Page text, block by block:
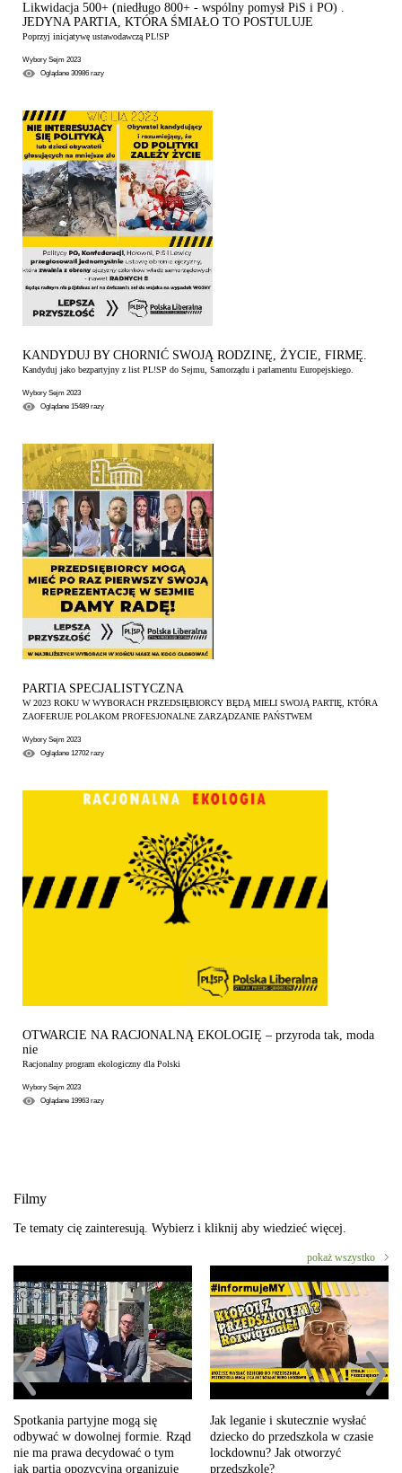
Likwidacja 500+ (niedługo 800+ - wspólny pomysł PiS i PO) .
JEDYNA PARTIA, KTÓRA ŚMIAŁO TO POSTULUJE
Poprzyj inicjatywę ustawodawczą PL!SP
Wybory Sejm 2023
Oglądane 30986 razy
KANDYDUJ BY CHORNIĆ SWOJĄ RODZINĘ, ŻYCIE, FIRMĘ.
Kandyduj jako bezpartyjny z list PL!SP do Sejmu, Samorządu i parlamentu Europejskiego.
Wybory Sejm 2023
Oglądane 15489 razy
PARTIA SPECJALISTYCZNA
W 2023 ROKU W WYBORACH PRZEDSIĘBIORCY BĘDĄ MIELI SWOJĄ PARTIĘ, KTÓRA
ZAOFERUJE POLAKOM PROFESJONALNE ZARZĄDZANIE PAŃSTWEM
Wybory Sejm 2023
Oglądane 12702 razy
OTWARCIE NA RACJONALNĄ EKOLOGIĘ – przyroda tak, moda
nie
Racjonalny program ekologiczny dla Polski
Wybory Sejm 2023
Oglądane 19963 razy
Filmy
Te tematy cię zainteresują. Wybierz i kliknij aby wiedzieć więcej.
pokaż wszystko
Spotkania partyjne mogą się
odbywać w dowolnej formie. Rząd
nie ma prawa decydować o tym
jak partia opozycyjna organizuje
Jak leganie i skutecznie wysłać
dziecko do przedszkola w czasie
lockdownu? Jak otworzyć
przedszkole?